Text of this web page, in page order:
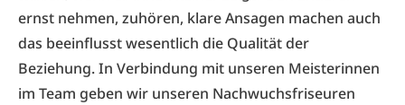
ernst nehmen, zuhören, klare Ansagen machen auch
das beeinflusst wesentlich die Qualität der
Beziehung. In Verbindung mit unseren Meisterinnen
im Team geben wir unseren Nachwuchsfriseuren